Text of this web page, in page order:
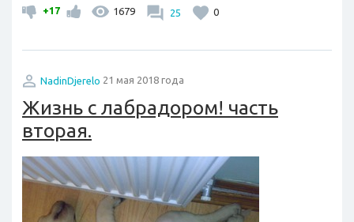
+17 1679 25 0
NadinDjerelo 21 мая 2018 года
Жизнь с лабрадором! часть
вторая.